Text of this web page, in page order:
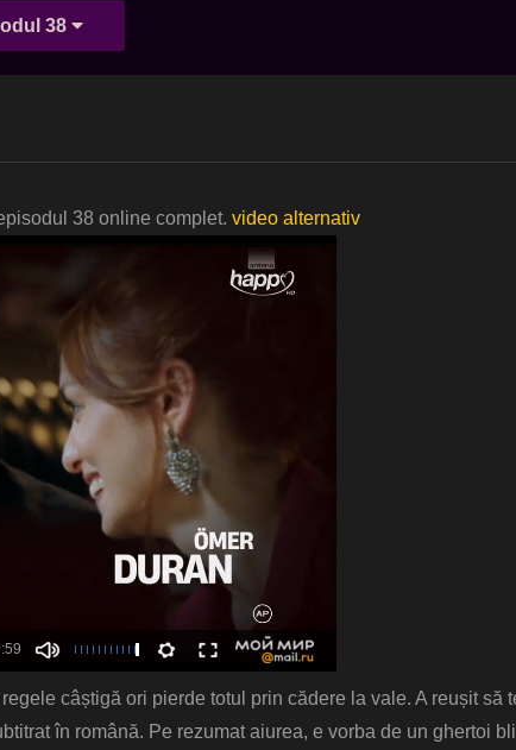
38
38 online complet. video alternativ
câștigă ori pierde totul prin cădere la vale. A reușit să
în română. Pe rezumat aiurea, e vorba de un ghertoi